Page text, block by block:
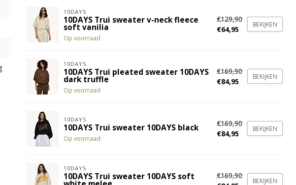
10DAYS
10DAYS Trui sweater v-neck fleece
soft vanilia
Op voorraad
€129,90
€64,95
BEKIJKEN
10DAYS
10DAYS Trui pleated sweater 10DAYS
dark truffle
Op voorraad
€169,90
€84,95
BEKIJKEN
10DAYS
10DAYS Trui sweater 10DAYS black
Op voorraad
€169,90
€84,95
BEKIJKEN
10DAYS
10DAYS Trui sweater 10DAYS soft
€169,90
BEKIJKEN